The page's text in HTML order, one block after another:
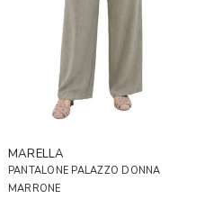
MARELLA
PANTALONE PALAZZO DONNA
MARRONE